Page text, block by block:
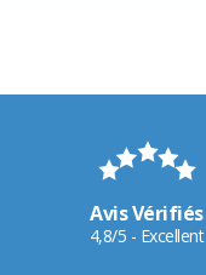
Avis Vérifiés
4,8/5 - Excellent